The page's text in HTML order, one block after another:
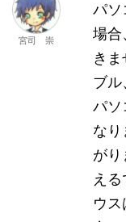
宮司 崇
パソ
場合
き
ブル
パソ
なり
がり
え
ウ